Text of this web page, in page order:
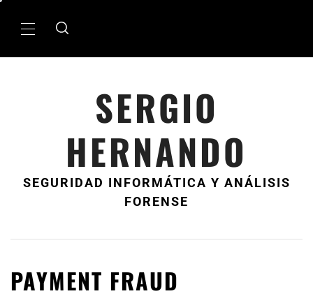
MenÃº
SERGIO
HERNANDO
SEGURIDAD INFORMÁTICA Y ANÁLISIS
FORENSE
PAYMENT FRAUD